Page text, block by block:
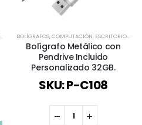
,METÁLICOS Y EJECUTIVOS ,TODOS
BOLÍGRAFOS,COMPUTACIÓN, ESCRITORIO,
Bolígrafo Metálico con
Pendrive Incluido
Personalizado 32GB.
SKU: P-C108